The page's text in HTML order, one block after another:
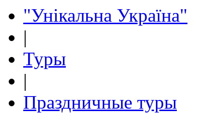
"Унікальна Україна"
|
Туры
|
Праздничные туры